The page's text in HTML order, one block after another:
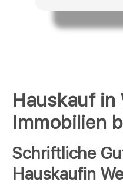
Hauskauf in
Immobilien
Schriftliche
Hauskaufin